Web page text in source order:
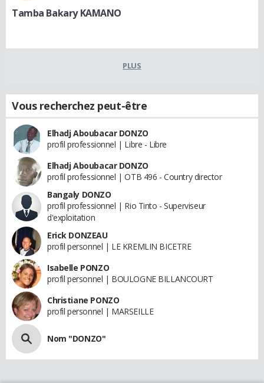
Tamba Bakary KAMANO
PLUS
Vous recherchez peut-être
Elhadj Aboubacar DONZO
profil professionnel | Libre - Libre
Elhadj Aboubacar DONZO
profil professionnel | OTB 496 - Country director
Bangaly DONZO
profil professionnel | Rio Tinto - Superviseur
d'exploitation
Erick DONZEAU
profil personnel | LE KREMLIN BICETRE
Isabelle PONZO
profil personnel | BOULOGNE BILLANCOURT
Christiane PONZO
profil personnel | MARSEILLE
Nom "DONZO"